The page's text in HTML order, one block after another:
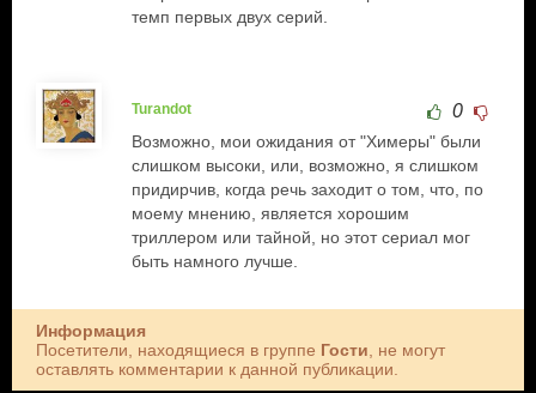
темп первых двух серий.
Turandot 0
Возможно, мои ожидания от "Химеры" были
слишком высоки, или, возможно, я слишком
придирчив, когда речь заходит о том, что, по
моему мнению, является хорошим
триллером или тайной, но этот сериал мог
быть намного лучше.
Информация
Посетители, находящиеся в группе Гости, не могут
оставлять комментарии к данной публикации.